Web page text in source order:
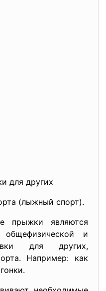
для других
(лыжный спорт).
прыжки являются
общефизической и
для других,
Например: как